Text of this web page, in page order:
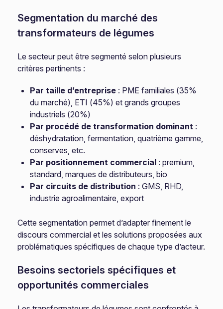
Segmentation du marché des
transformateurs de légumes
Le secteur peut être segmenté selon plusieurs
critères pertinents :
Par taille d’entreprise : PME familiales (35%
du marché), ETI (45%) et grands groupes
industriels (20%)
Par procédé de transformation dominant :
déshydratation, fermentation, quatrième gamme,
conserves, etc.
Par positionnement commercial : premium,
standard, marques de distributeurs, bio
Par circuits de distribution : GMS, RHD,
industrie agroalimentaire, export
Cette segmentation permet d’adapter finement le
discours commercial et les solutions proposées aux
problématiques spécifiques de chaque type d’acteur.
Besoins sectoriels spécifiques et
opportunités commerciales